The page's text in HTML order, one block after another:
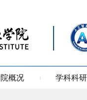
概况 学科科研